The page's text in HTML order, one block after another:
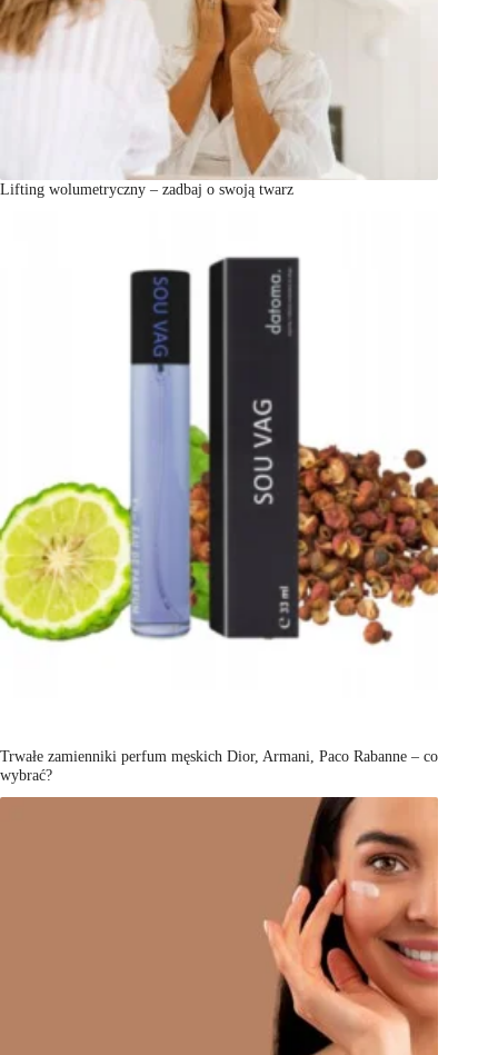
Lifting wolumetryczny – zadbaj o swoją twarz
Trwałe zamienniki perfum męskich Dior, Armani, Paco Rabanne – co
wybrać?